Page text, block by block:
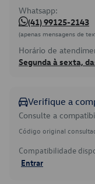
Whatsapp:
(41) 99125-2143
(apenas mensagens de
Horário de
Segunda à sexta,
Verifique a
Consulte a
Código original
Compatibilidade
Entrar